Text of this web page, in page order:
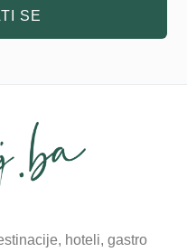
SE
hoteli, gastro